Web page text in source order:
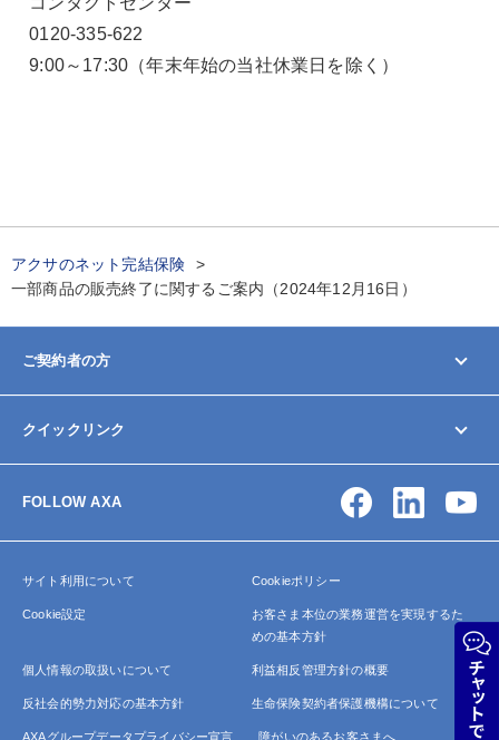
0120-335-622
9:00～17:30（年末年始の当社休業日を除く）
アクサのネット完結保険
一部商品の販売終了に関するご案内（2024年12月16日）
ご契約者の方
契約内容の変更/確認
お手続きガイド
保険金・給付金の請求
クイックリンク
アクサ生命について
FOLLOW AXA
サイト利用について Cookieポリシー
Cookie設定
お客さま本位の業務運営を実現するた
めの基本方針
個人情報の取扱いについて 利益相反管理方針の概要
反社会的勢力対応の基本方針 生命保険契約者保護機構について
AXAグループデータプライバシー宣言 障がいのあるお客さまへ